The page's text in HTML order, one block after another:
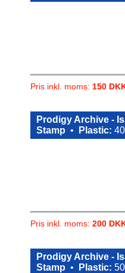
Pris inkl. moms: 150
Prodigy Archive -
Stamp • Plastic:
Pris inkl. moms: 200
Prodigy Archive -
Stamp • Plastic: